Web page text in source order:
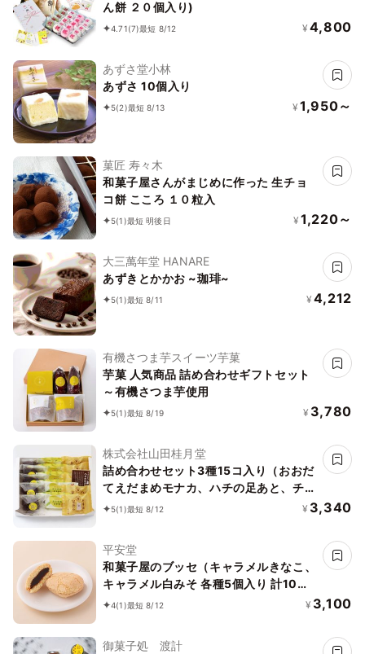
ん餅 ２０個入り)
4.71(7)最短 8/12 ¥ 4,800
あずさ堂小林
あずさ 10個入り
5(2)最短 8/13 ¥ 1,950～
菓匠 寿々木
和菓子屋さんがまじめに作った 生チョ
コ餅 こころ １０粒入
5(1)最短 明後日 ¥ 1,220～
大三萬年堂 HANARE
あずきとかかお ~珈琲~
5(1)最短 8/11 ¥ 4,212
有機さつま芋スイーツ芋菓
芋菓 人気商品 詰め合わせギフトセット
～有機さつま芋使用
5(1)最短 8/19 ¥ 3,780
株式会社山田桂月堂
詰め合わせセット3種15コ入り（おおだ
てえだまめモナカ、ハチの足あと、チョ
コレート饅頭）
5(1)最短 8/12 ¥ 3,340
平安堂
和菓子屋のブッセ（キャラメルきなこ、
キャラメル白みそ 各種5個入り 計10個
入）
4(1)最短 8/12 ¥ 3,100
御菓子処 渡計